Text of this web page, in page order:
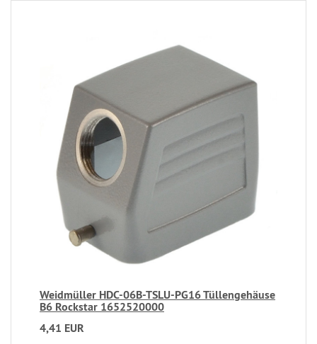
Weidmüller HDC-06B-TSLU-PG16 Tüllengehäuse
B6 Rockstar 1652520000
4,41 EUR